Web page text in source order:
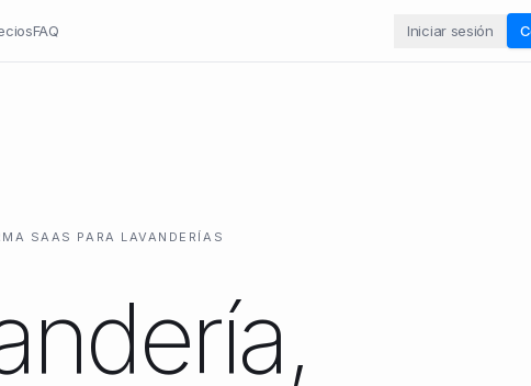
FAQ Iniciar sesión
SAAS PARA LAVANDERÍAS